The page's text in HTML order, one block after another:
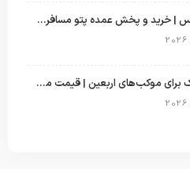
قیمت پتو سبک سنس | خرید و پخش عمده پتو مسافرتی Sense
خرید عمده پتو مینک برای موکب‌های اربعین | قیمت مناسب و ارسال سریع